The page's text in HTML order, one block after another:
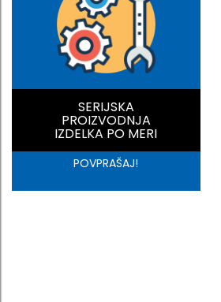
SERIJSKA
PROIZVODNJA
IZDELKA PO MERI
POVPRAŠAJ!